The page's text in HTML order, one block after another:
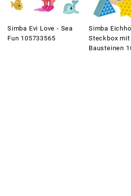
Simba Evi Love - Sea
Fun 105733565
Simba
Steckbox mit
Bausteinen